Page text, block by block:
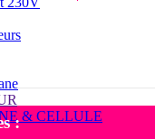
& CELLULE
: